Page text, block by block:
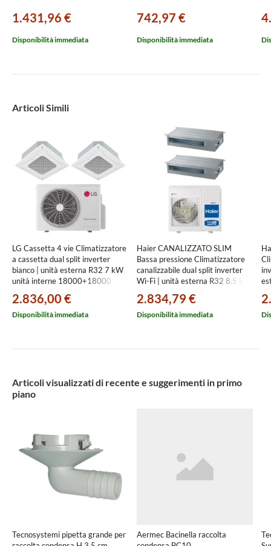
1.431,96 €
Disponibilità immediata
742,97 €
Disponibilità immediata
Articoli Simili
LG Cassetta 4 vie Climatizzatore
a cassetta dual split inverter
bianco | unità esterna R32 7 kW
unità interne 18000+18000
MU4R25.U24A0+CT[18|18]F.NQ0
2.836,00 €
Disponibilità immediata
Haier CANALIZZATO SLIM
Bassa pressione Climatizzatore
canalizzabile dual split inverter
Wi-Fi | unità esterna R32 8.5 kW
BTU
2.834,79 €
Disponibilità immediata
Articoli visualizzati di recente e suggerimenti in primo
piano
Tecnosystemi pipetta grande per
Aermec Bacinella raccolta